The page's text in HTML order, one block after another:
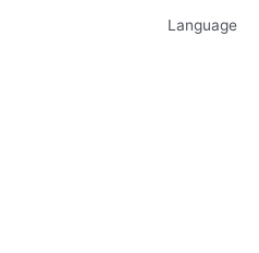
Language